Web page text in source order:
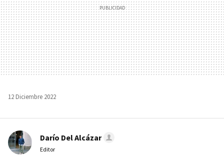
12 Diciembre 2022
Darío Del Alcázar
Editor